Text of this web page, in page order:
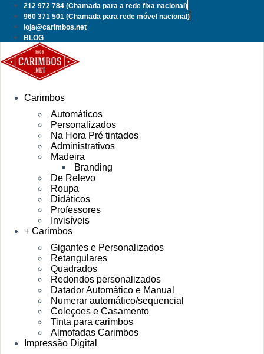
Pular
para
conteúdo
212 972 784 (Chamada para a rede fixa nacional)
960 371 501 (Chamada para rede móvel nacional)
loja@carimbos.net
BLOG
Carimbos
Automáticos
Personalizados
Na Hora Pré tintados
Administrativos
Madeira
Branding
De Relevo
Roupa
Didáticos
Professores
Invisíveis
+ Carimbos
Gigantes e Personalizados
Retangulares
Quadrados
Redondos personalizados
Datador Automático e Manual
Numerar automático/sequencial
Coleçoes e Casamento
Tinta para carimbos
Almofadas Carimbos
Impressão Digital